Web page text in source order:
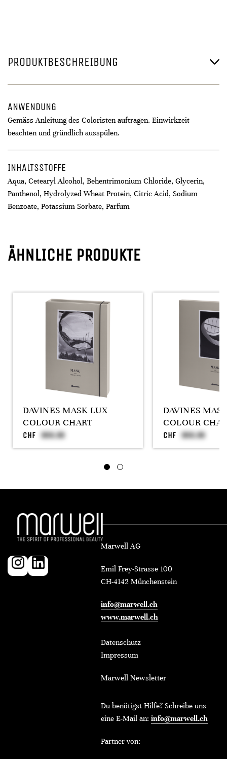
PRODUKTBESCHREIBUNG
ANWENDUNG
Gemäss Anleitung des Coloristen auftragen. Einwirkzeit
beachten und gründlich ausspülen.
INHALTSSTOFFE
Aqua, Cetearyl Alcohol, Behentrimonium Chloride, Glycerin,
Panthenol, Hydrolyzed Wheat Protein, Citric Acid, Sodium
Benzoate, Potassium Sorbate, Parfum
ÄHNLICHE PRODUKTE
DAVINES MASK LUX
COLOUR CHART
CHF
DAVINES
COLOUR
CHF
Marwell AG
Emil Frey-Strasse 100
CH-4142 Münchenstein
info@marwell.ch
www.marwell.ch
Datenschutz
Impressum
Marwell Newsletter
Du benötigst Hilfe? Schreibe uns
eine E-Mail an: info@marwell.ch
Partner von: